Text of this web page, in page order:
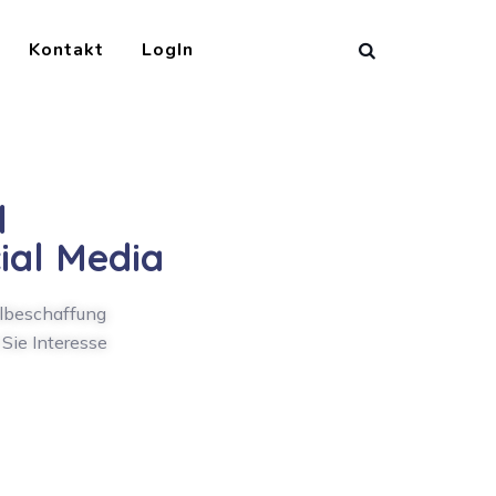
Kontakt LogIn
Media
Interesse